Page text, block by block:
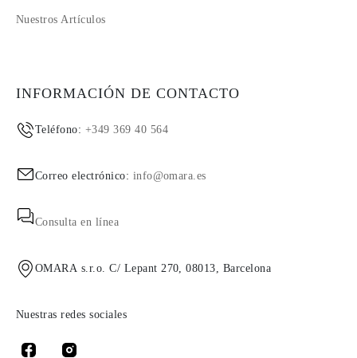
Nuestros Artículos
INFORMACIÓN DE CONTACTO
Teléfono: +349 369 40 564
Correo electrónico: info@omara.es
Consulta en línea
OMARA s.r.o. C/ Lepant 270, 08013, Barcelona
Nuestras redes sociales